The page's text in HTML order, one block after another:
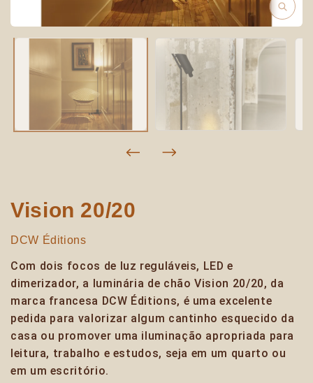
Vision 20/20
DCW Éditions
Com dois focos de luz reguláveis, LED e
dimerizador, a luminária de chão Vision 20/20, da
marca francesa DCW Éditions, é uma excelente
pedida para valorizar algum cantinho esquecido da
casa ou promover uma iluminação apropriada para
leitura, trabalho e estudos, seja em um quarto ou
em um escritório.